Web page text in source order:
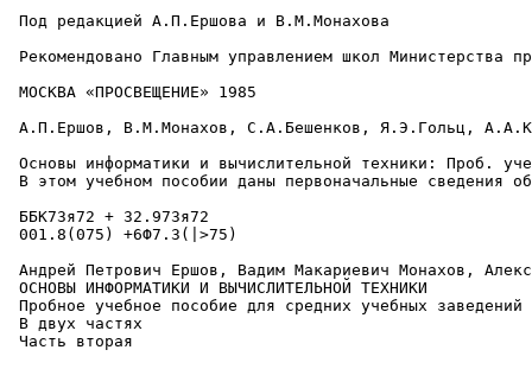
Под редакцией А.П.Ершова и В.М.Монахова
Рекомендовано Главным управлением школ Министерства
МОСКВА «ПРОСВЕЩЕНИЕ» 1985
А.П.Ершов, В.М.Монахов, С.А.Бешенков, Я.Э.Гольц,
Основы информатики и вычислительной техники:
В этом учебном пособии даны первоначальные сведения
ББК73я72 + 32.973я72
001.8(075) +6Ф7.3(|>75)
Андрей Петрович Ершов, Вадим Макариевич Монахов,
ОСНОВЫ ИНФОРМАТИКИ И ВЫЧИСЛИТЕЛЬНОЙ ТЕХНИКИ
Пробное учебное пособие для средних учебных заведений
В двух частях
Часть вторая